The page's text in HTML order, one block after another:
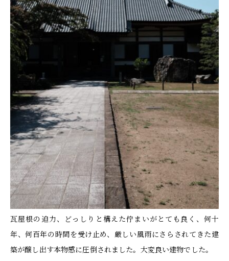
瓦屋根の迫力、どっしりと構えた佇まいがとても良く、何十
年、何百年の時間を受け止め、厳しい風雨にさらされてきた建
築が醸し出す本物感に圧倒されました。大変良い建物でした。